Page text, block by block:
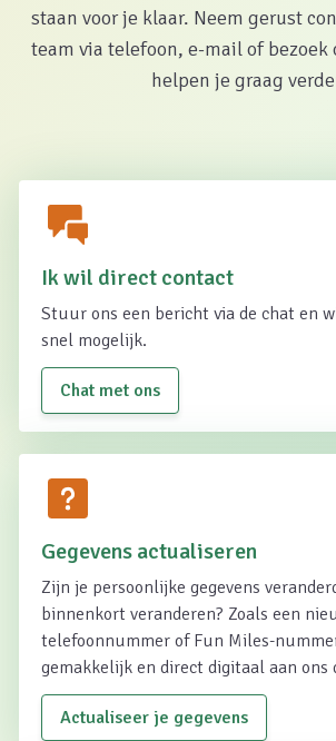
staan voor je klaar. Neem gerust
team via telefoon, e-mail of bezoek
helpen je graag
Ik wil direct contact
Stuur ons een bericht via de chat en
snel mogelijk.
Chat met ons
Gegevens actualiseren
Zijn je persoonlijke gegevens
binnenkort veranderen? Zoals een
telefoonnummer of Fun Miles-
gemakkelijk en direct digitaal aan ons
Actualiseer je gegevens